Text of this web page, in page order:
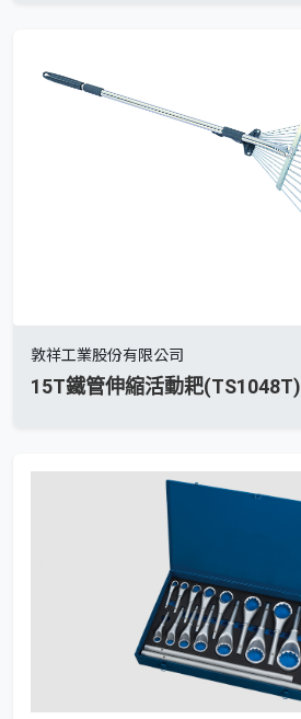
敦祥工業股份有限公司
15T鐵管伸縮活動耙(TS1048T)